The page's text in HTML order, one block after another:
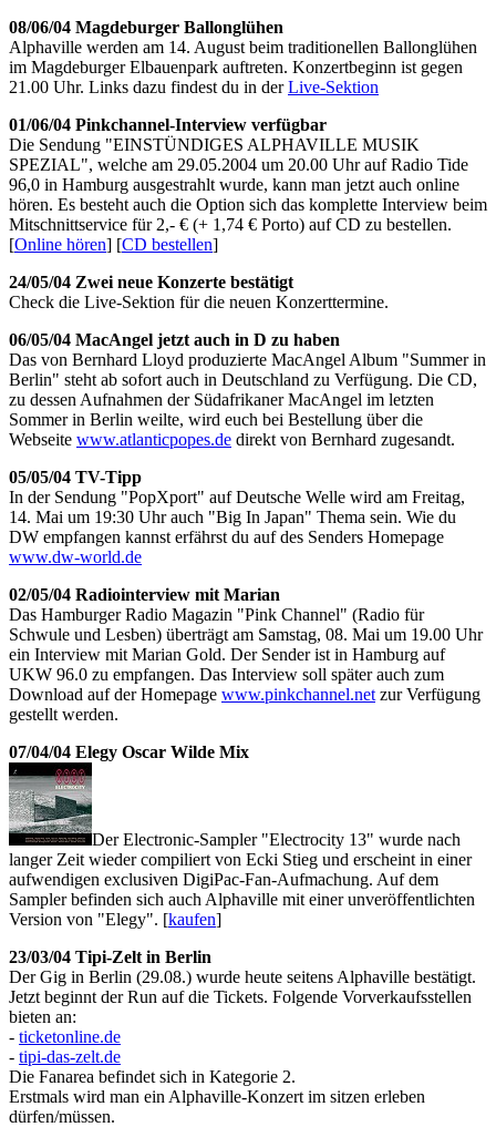
08/06/04 Magdeburger Ballonglühen
Alphaville werden am 14. August beim traditionellen Ballonglühen
im Magdeburger Elbauenpark auftreten. Konzertbeginn ist gegen
21.00 Uhr. Links dazu findest du in derLive-Sektion
01/06/04 Pinkchannel-Interview verfügbar
Die Sendung "EINSTÜNDIGES ALPHAVILLE MUSIK
SPEZIAL", welche am 29.05.2004 um 20.00 Uhr auf Radio Tide
96,0 in Hamburg ausgestrahlt wurde, kann man jetzt auch online
hören. Es besteht auch die Option sich das komplette Interview beim
Mitschnittservice für 2,- € (+ 1,74 € Porto) auf CD zu bestellen.
[Online hören] [CD bestellen]
24/05/04 Zwei neue Konzerte bestätigt
Check die Live-Sektion für die neuen Konzerttermine.
06/05/04 MacAngel jetzt auch in D zu haben
Das von Bernhard Lloyd produzierte MacAngel Album "Summer in
Berlin" steht ab sofort auch in Deutschland zu Verfügung. Die CD,
zu dessen Aufnahmen der Südafrikaner MacAngel im letzten
Sommer in Berlin weilte, wird euch bei Bestellung über die
Webseite www.atlanticpopes.de direkt von Bernhard zugesandt.
05/05/04 TV-Tipp
In der Sendung "PopXport" auf Deutsche Welle wird am Freitag,
14. Mai um 19:30 Uhr auch "Big In Japan" Thema sein. Wie du
DW empfangen kannst erfährst du auf des Senders Homepage
www.dw-world.de
02/05/04 Radiointerview mit Marian
Das Hamburger Radio Magazin "Pink Channel" (Radio für
Schwule und Lesben) überträgt am Samstag, 08. Mai um 19.00 Uhr
ein Interview mit Marian Gold. Der Sender ist in Hamburg auf
UKW 96.0 zu empfangen. Das Interview soll später auch zum
Download auf der Homepage www.pinkchannel.net zur Verfügung
gestellt werden.
07/04/04 Elegy Oscar Wilde Mix
Der Electronic-Sampler "Electrocity 13" wurde nach
langer Zeit wieder compiliert von Ecki Stieg und erscheint in einer
aufwendigen exclusiven DigiPac-Fan-Aufmachung. Auf dem
Sampler befinden sich auch Alphaville mit einer unveröffentlichten
Version von "Elegy". [kaufen]
23/03/04 Tipi-Zelt in Berlin
Der Gig in Berlin (29.08.) wurde heute seitens Alphaville bestätigt.
Jetzt beginnt der Run auf die Tickets. Folgende Vorverkaufsstellen
bieten an:
- ticketonline.de
- tipi-das-zelt.de
Die Fanarea befindet sich in Kategorie 2.
Erstmals wird man ein Alphaville-Konzert im sitzen erleben
dürfen/müssen.